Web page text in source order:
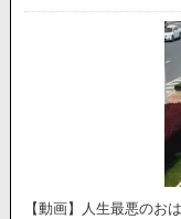
【動画】人生最悪のお